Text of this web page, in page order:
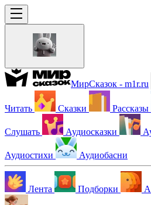
МирСказок - m1r.ru
Читать Сказки Рассказы
Слушать Аудиосказки
Аудиостихи Аудиобасни
Лента Подборки